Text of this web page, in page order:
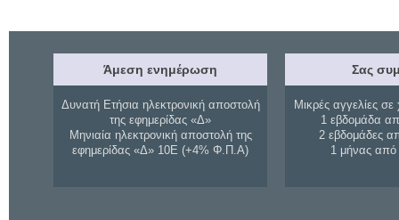
Άμεση ενημέρωση
Δυνατή Ετήσια ηλεκτρονική αποστολή
της εφημερίδας «Δ»
Μηνιαία ηλεκτρονική αποστολή της
εφημερίδας «Δ» 10Ε (+4% Φ.Π.Α)
Σας
Μικρές αγγελίες σε
1 εβδομάδα
2 εβδομάδες
1 μήνας